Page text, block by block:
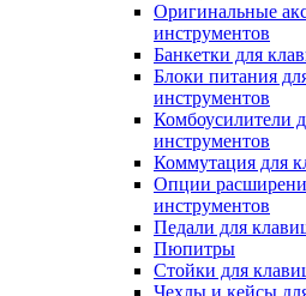
Оригинальные
инструментов
Банкетки для
Блоки питания
инструментов
Комбоусилители
инструментов
Коммутация для
Опции
инструментов
Педали для
Пюпитры
Стойки для
Чехлы и кейсы